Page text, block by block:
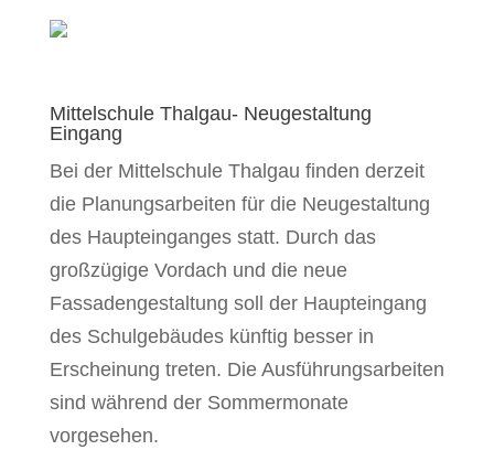
Mittelschule Thalgau- Neugestaltung
Eingang
Bei der Mittelschule Thalgau finden derzeit
die Planungsarbeiten für die Neugestaltung
des Haupteinganges statt. Durch das
großzügige Vordach und die neue
Fassadengestaltung soll der Haupteingang
des Schulgebäudes künftig besser in
Erscheinung treten. Die Ausführungsarbeiten
sind während der Sommermonate
vorgesehen.